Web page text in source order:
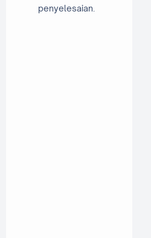
penyelesaian.